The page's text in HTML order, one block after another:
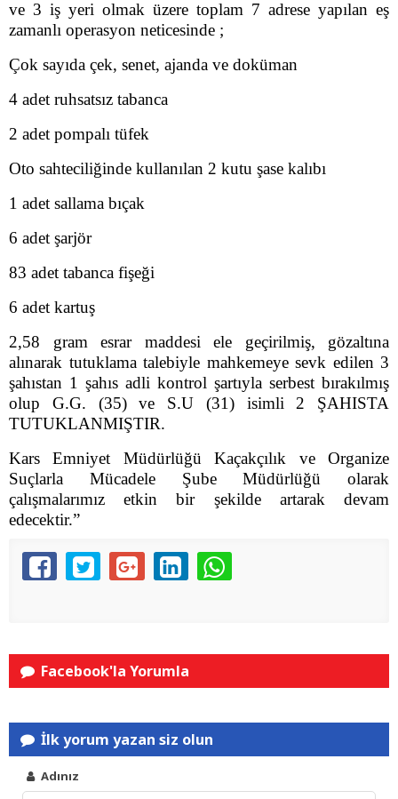
ve 3 iş yeri olmak üzere toplam 7 adrese yapılan eş
zamanlı operasyon neticesinde ;
Çok sayıda çek, senet, ajanda ve doküman
4 adet ruhsatsız tabanca
2 adet pompalı tüfek
Oto sahteciliğinde kullanılan 2 kutu şase kalıbı
1 adet sallama bıçak
6 adet şarjör
83 adet tabanca fişeği
6 adet kartuş
2,58 gram esrar maddesi ele geçirilmiş, gözaltına
alınarak tutuklama talebiyle mahkemeye sevk edilen 3
şahıstan 1 şahıs adli kontrol şartıyla serbest bırakılmış
olup G.G. (35) ve S.U (31) isimli 2 ŞAHISTA
TUTUKLANMIŞTIR.
Kars Emniyet Müdürlüğü Kaçakçılık ve Organize
Suçlarla Mücadele Şube Müdürlüğü olarak
çalışmalarımız etkin bir şekilde artarak devam
edecektir.”
Facebook'la Yorumla
İlk yorum yazan siz olun
Adınız